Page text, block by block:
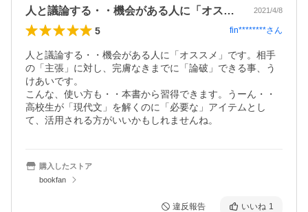
人と議論する・・機会がある人に「オスス… 2021/4/8
5 fin********さん
人と議論する・・機会がある人に「オススメ」です。相手
の「主張」に対し、完膚なきまでに「論破」できる事、う
けあいです。
こんな、使い方も・・本書から習得できます。うーん・・
高校生が「現代文」を解くのに「必要な」アイテムとし
て、活用される方がいいかもしれませんね。
購入したストア
bookfan
違反報告 いいね 1